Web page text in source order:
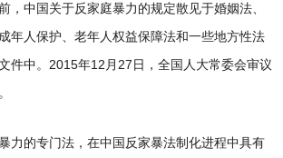
，中国关于反家庭暴力的规定散见于婚姻法、
年人保护、老年人权益保障法和一些地方性法
件中。2015年12月27日，全国人大常委会审议
力的专门法，在中国反家暴法制化进程中具有